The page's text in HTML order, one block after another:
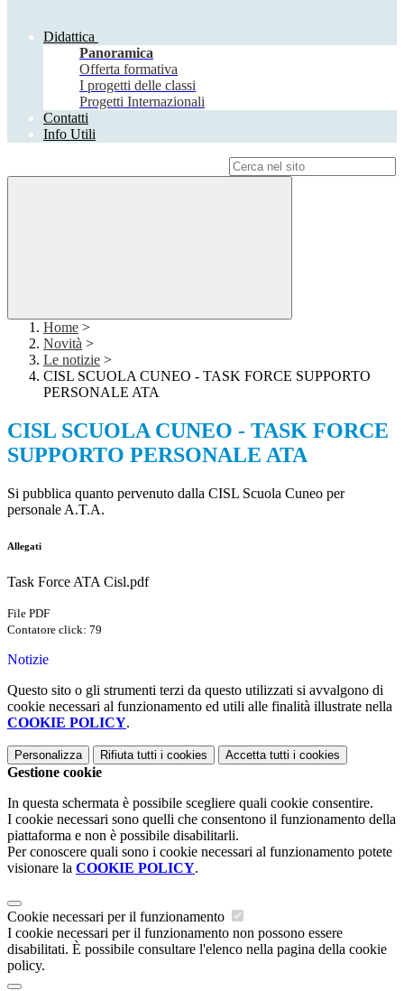
Didattica
Panoramica
Offerta formativa
I progetti delle classi
Progetti Internazionali
Contatti
Info Utili
Home >
Novità >
Le notizie >
CISL SCUOLA CUNEO - TASK FORCE SUPPORTO
PERSONALE ATA
CISL SCUOLA CUNEO - TASK FORCE
SUPPORTO PERSONALE ATA
Si pubblica quanto pervenuto dalla CISL Scuola Cuneo per
personale A.T.A.
Allegati
Task Force ATA Cisl.pdf
File PDF
Contatore click: 79
Notizie
Questo sito o gli strumenti terzi da questo utilizzati si avvalgono di
cookie necessari al funzionamento ed utili alle finalità illustrate nella
COOKIE POLICY.
Personalizza Rifiuta tutti i cookies Accetta tutti i cookies
Gestione cookie
In questa schermata è possibile scegliere quali cookie consentire.
I cookie necessari sono quelli che consentono il funzionamento della
piattaforma e non è possibile disabilitarli.
Per conoscere quali sono i cookie necessari al funzionamento potete
visionare la COOKIE POLICY.
Cookie necessari per il funzionamento
I cookie necessari per il funzionamento non possono essere
disabilitati. È possibile consultare l'elenco nella pagina della cookie
policy.